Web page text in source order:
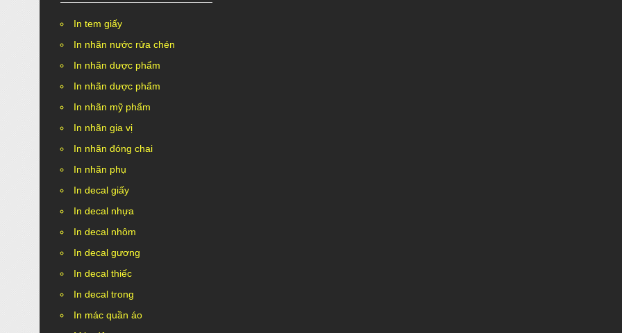
In tem giấy
In nhãn nước rửa chén
In nhãn dược phẩm
In nhãn dược phẩm
In nhãn mỹ phẩm
In nhãn gia vị
In nhãn đóng chai
In nhãn phụ
In decal giấy
In decal nhựa
In decal nhôm
In decal gương
In decal thiếc
In decal trong
In mác quần áo